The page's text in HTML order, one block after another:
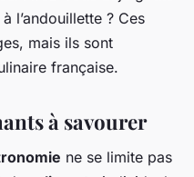
l’andouillette ? Ces
mais ils sont
française.
à savourer
ne se limite pas